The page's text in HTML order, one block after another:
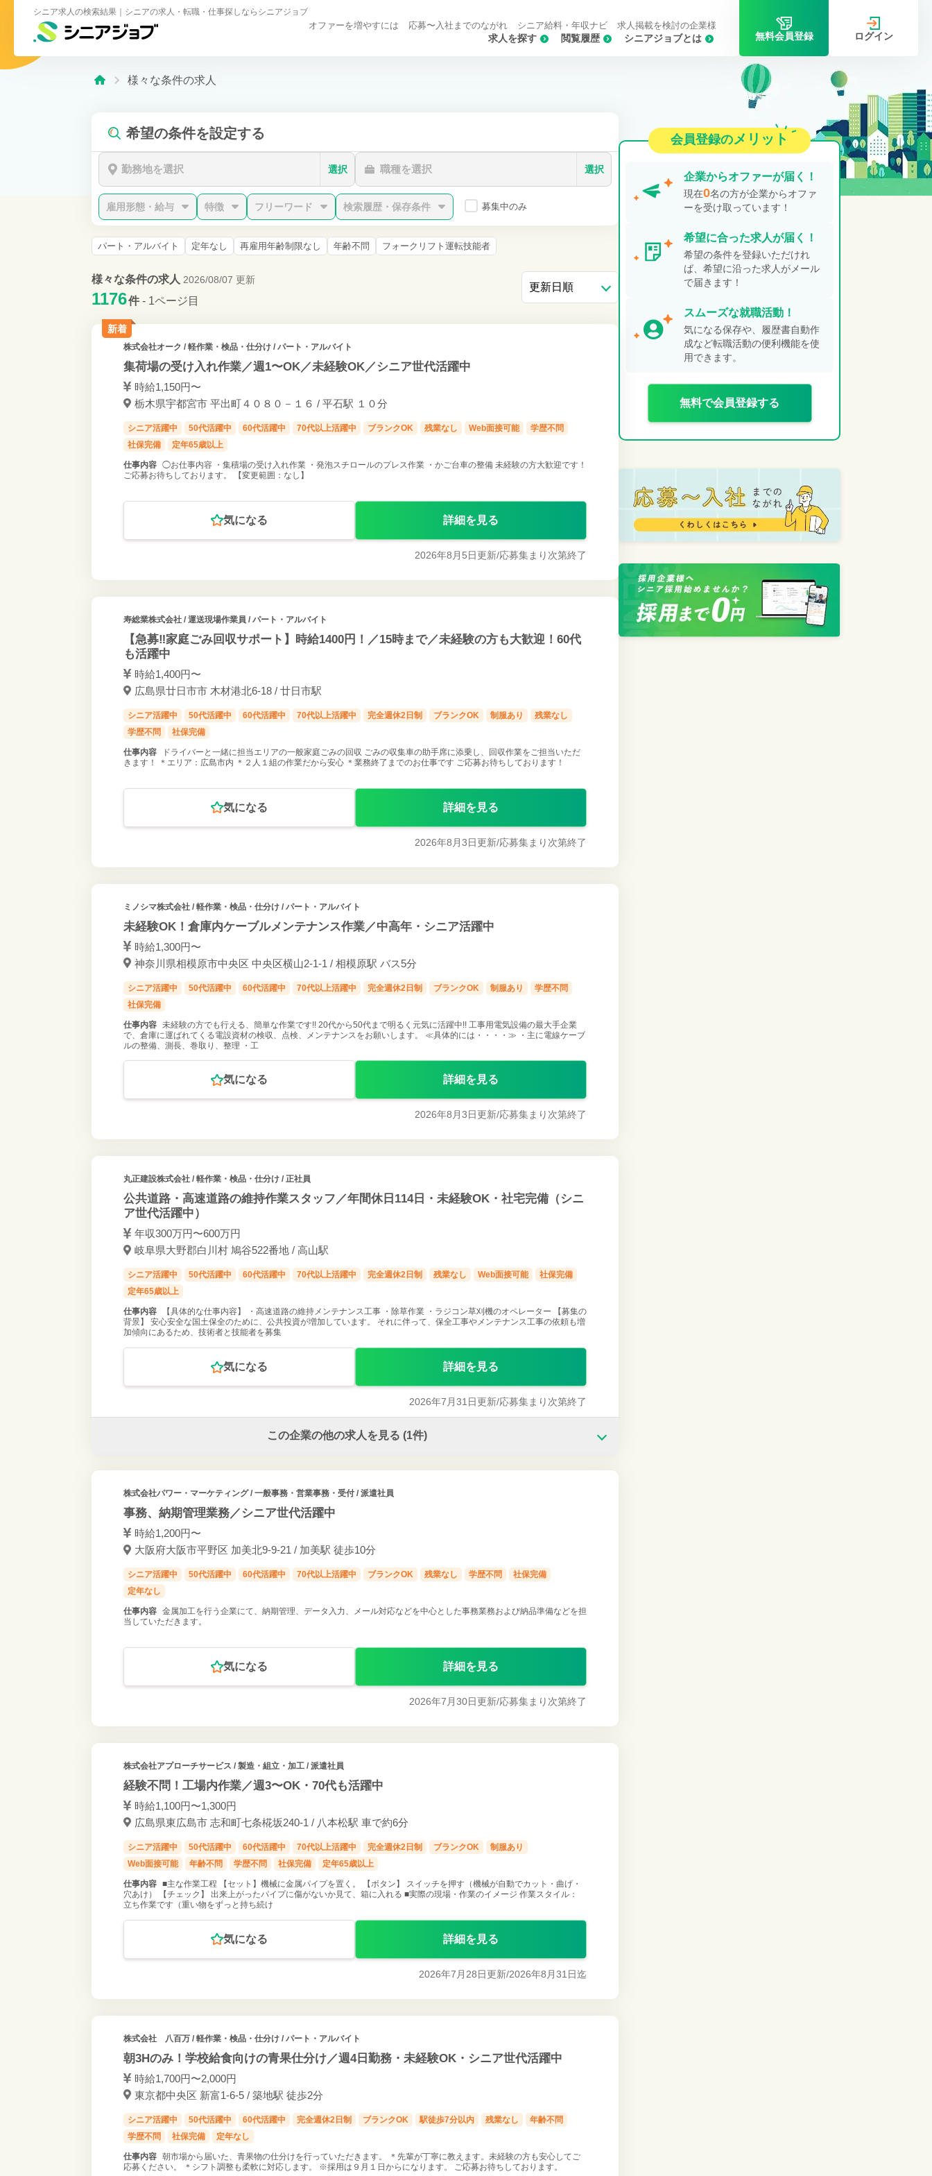
シニア求人の検索結果｜シニアの求人・転職・仕事探しならシニアジョブ
求人を探す シニアジョブとは
閲覧履歴
オファーを増やすには 応募〜入社までのながれ シニア給料・年収ナビ 求人掲載を検討の企業様
無料会員登録 ログイン
様々な条件の求人
希望の条件を設定する
勤務地を選択 選択 職種を選択 選択
雇用形態・給与 特徴 フリーワード 検索履歴・保存条件 募集中のみ
パート・アルバイト 定年なし 再雇用年齢制限なし 年齢不問 フォークリフト運転技能者
様々な条件の求人 2026/08/07 更新
1176件 - 1ページ目
新着
株式会社オーク / 軽作業・検品・仕分け / パート・アルバイト
集荷場の受け入れ作業／週1〜OK／未経験OK／シニア世代活躍中
時給1,150円〜
栃木県宇都宮市 平出町４０８０－１６ / 平石駅 １０分
シニア活躍中 50代活躍中 60代活躍中 70代以上活躍中 ブランクOK 残業なし Web面接可能
学歴不問
社保完備
定年65歳以上
仕事内容
◯お仕事内容 ・集積場の受け入れ作業 ・発泡スチロールのプレス作業 ・かご台車の整備 未経験の方大歓迎です！
ご応募お待ちしております。 【変更範囲：なし】
気になる 詳細を見る
2026年8月5日更新/応募集まり次第終了
寿総業株式会社/ 運送現場作業員 / パート・アルバイト
【急募‼家庭ごみ回収サポート】時給1400円！／15時まで／未経験の方も大歓迎！60代
も活躍中
時給1,400円〜
広島県廿日市市 木材港北6-18 / 廿日市駅
シニア活躍中 50代活躍中 60代活躍中 70代以上活躍中 完全週休2日制 ブランクOK 制服あり
残業なし
学歴不問
社保完備
仕事内容
ドライバーと一緒に担当エリアの一般家庭ごみの回収 ごみの収集車の助手席に添乗し、回収作業をご担当いただ
きます！ ＊エリア：広島市内 ＊２人１組の作業だから安心 ＊業務終了までのお仕事です ご応募お待ちしております！
気になる 詳細を見る
2026年8月3日更新/応募集まり次第終了
ミノシマ株式会社/ 軽作業・検品・仕分け / パート・アルバイト
未経験OK！倉庫内ケーブルメンテナンス作業／中高年・シニア活躍中
時給1,300円〜
神奈川県相模原市中央区 中央区横山2-1-1 / 相模原駅 バス5分
シニア活躍中 50代活躍中 60代活躍中 70代以上活躍中 完全週休2日制 ブランクOK 制服あり
学歴不問
社保完備
仕事内容
未経験の方でも行える、簡単な作業です!! 20代から50代まで明るく元気に活躍中!! 工事用電気設備の最大手企業
で、倉庫に運ばれてくる電設資材の検収、点検、メンテナンスをお願いします。 ≪具体的には・・・・≫ ・主に電線ケーブ
ルの整備、測長、巻取り、整理 ・工
気になる 詳細を見る
2026年8月3日更新/応募集まり次第終了
丸正建設株式会社/ 軽作業・検品・仕分け / 正社員
公共道路・高速道路の維持作業スタッフ／年間休日114日・未経験OK・社宅完備（シニ
ア世代活躍中）
年収300万円〜600万円
岐阜県大野郡白川村 鳩谷522番地 / 高山駅
シニア活躍中 50代活躍中 60代活躍中 70代以上活躍中 完全週休2日制 残業なし Web面接可能
社保完備
定年65歳以上
仕事内容
【具体的な仕事内容】 ・高速道路の維持メンテナンス工事 ・除草作業 ・ラジコン草刈機のオペレーター 【募集の
背景】 安心安全な国土保全のために、公共投資が増加しています。 それに伴って、保全工事やメンテナンス工事の依頼も増
加傾向にあるため、技術者と技能者を募集
気になる 詳細を見る
2026年7月31日更新/応募集まり次第終了
この企業の他の求人を見る (1件)
株式会社パワー・マーケティング/ 一般事務・営業事務・受付 / 派遣社員
事務、納期管理業務／シニア世代活躍中
時給1,200円〜
大阪府大阪市平野区 加美北9-9-21 / 加美駅 徒歩10分
シニア活躍中 50代活躍中 60代活躍中 70代以上活躍中 ブランクOK 残業なし 学歴不問
社保完備
定年なし
仕事内容
金属加工を行う企業にて、納期管理、データ入力、メール対応などを中心とした事務業務および納品準備などを担
当していただきます。
気になる 詳細を見る
2026年7月30日更新/応募集まり次第終了
株式会社アプローチサービス / 製造・組立・加工 / 派遣社員
経験不問！工場内作業／週3〜OK・70代も活躍中
時給1,100円〜1,300円
広島県東広島市 志和町七条椛坂240-1 / 八本松駅 車で約6分
シニア活躍中 50代活躍中 60代活躍中 70代以上活躍中 完全週休2日制 ブランクOK
制服あり
Web面接可能
年齢不問 学歴不問 社保完備 定年65歳以上
仕事内容
■主な作業工程 【セット】機械に金属パイプを置く。 【ボタン】 スイッチを押す（機械が自動でカット・曲げ・
穴あけ） 【チェック】 出来上がったパイプに傷がないか見て、箱に入れる ■実際の現場・作業のイメージ 作業スタイル：
立ち作業です（重い物をずっと持ち続け
気になる 詳細を見る
2026年7月28日更新/2026年8月31日迄
株式会社 八百万/ 軽作業・検品・仕分け / パート・アルバイト
朝3Hのみ！学校給食向けの青果仕分け／週4日勤務・未経験OK・シニア世代活躍中
時給1,700円〜2,000円
東京都中央区 新富1-6-5 / 築地駅 徒歩2分
シニア活躍中 50代活躍中 60代活躍中 完全週休2日制 ブランクOK 駅徒歩7分以内 残業なし
年齢不問
学歴不問
社保完備 定年なし
仕事内容
朝市場から届いた、青果物の仕分けを行っていただきます。 ＊先輩が丁寧に教えます。未経験の方も安心してご
応募ください。 ＊シフト調整も柔軟に対応します。 ※採用は９月１日からになります。 ご応募お待ちしております。
会員登録のメリット
企業からオファーが届く！
現在0名の方が企業からオファ
ーを受け取っています！
希望に合った求人が届く！
希望の条件を登録いただけれ
ば、希望に沿った求人がメール
で届きます！
スムーズな就職活動！
気になる保存や、履歴書自動作
成など転職活動の便利機能を使
用できます。
無料で会員登録する